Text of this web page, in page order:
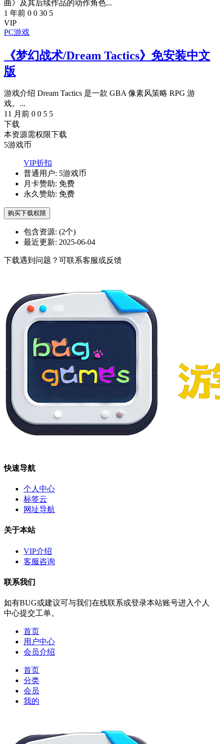
曲》及其后续作品的动作角色...
1 年前 0 0 30 5
VIP
PC游戏
《梦幻战术/Dream Tactics》免安装中文
版
游戏介绍 Dream Tactics 是一款 GBA 像素风策略 RPG 游
戏。...
11 月前 0 0 5 5
下载
本资源需权限下载
5游戏币
VIP折扣
普通用户: 5游戏币
月卡赞助: 免费
永久赞助: 免费
购买下载权限
包含资源: (2个)
最近更新: 2025-06-04
下载遇到问题？可联系客服或反馈
快速导航
个人中心
标签云
网址导航
关于本站
VIP介绍
客服咨询
联系我们
如有BUG或建议可与我们在线联系或登录本站账号进入个人
中心提交工单。
首页
用户中心
会员介绍
首页
分类
会员
我的